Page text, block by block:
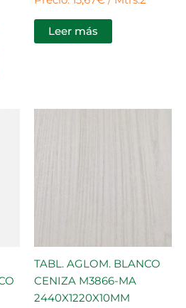
Leer más
TABL. AGLOM. BLANCO
CENIZA M3866-MA
2440X1220X10MM